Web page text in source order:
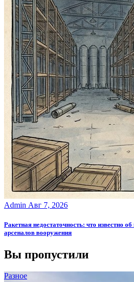
Admin Авг 7, 2026
Ракетная недостаточность: что известно
арсеналов вооружения
Вы пропустили
Разное